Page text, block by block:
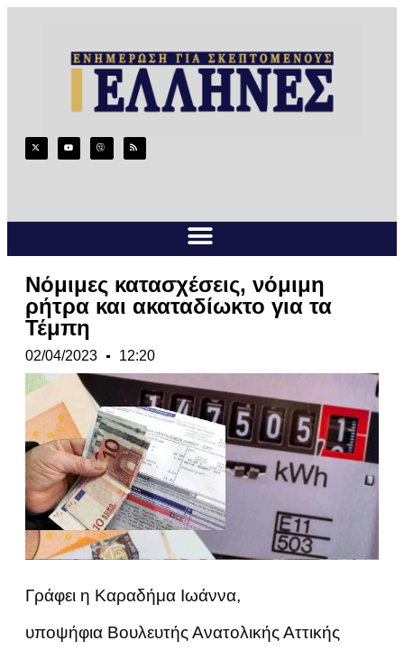
Νόμιμες κατασχέσεις, νόμιμη
ρήτρα και ακαταδίωκτο για τα
Τέμπη
02/04/2023 12:20
Γράφει η Καραδήμα Ιωάννα,
υποψήφια Βουλευτής Ανατολικής Αττικής